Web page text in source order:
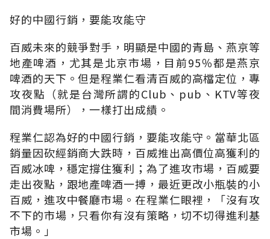
好的中國行銷，要能攻能守
百威未來的競爭對手，明顯是中國的青島、燕京等
地產啤酒，尤其是北京市場，目前95％都是燕京
啤酒的天下。但是程業仁看清百威的高檔定位，專
攻夜點（就是台灣所謂的Club、pub、KTV等夜
間消費場所），一樣打出成績。
程業仁認為好的中國行銷，要能攻能守。當華北區
銷量因砍經銷商大跌時，百威推出高價位高獲利的
百威冰啤，穩定撐住獲利；為了進攻市場，百威要
走出夜點，跟地產啤酒一搏，最近更改小瓶裝的小
百威，進攻中餐廳市場。在程業仁眼裡，「沒有攻
不下的市場，只看你有沒有策略，切不切得進利基
市場。」